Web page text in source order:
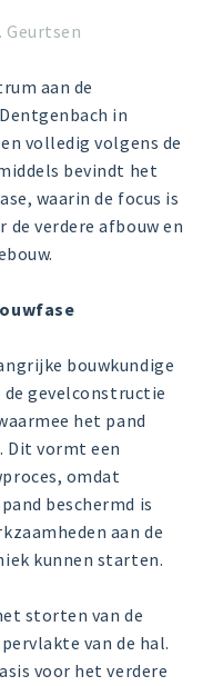
Geurtsen
aan de
in
volledig volgens de
bevindt het
waarin de focus is
de verdere afbouw en
bouwkundige
gevelconstructie
het pand
Dit vormt een
omdat
beschermd is
aan de
kunnen starten.
storten van de
van de hal.
voor het verdere